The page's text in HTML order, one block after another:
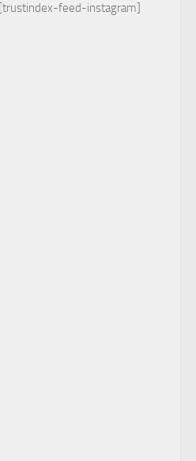
[trustindex-feed-instagram]